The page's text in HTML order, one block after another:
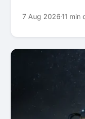
7 Aug 202611 min